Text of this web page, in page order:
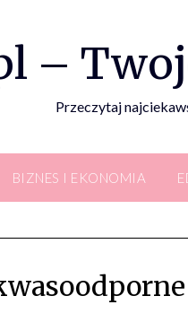
–
Przeczytaj
BIZNES I EKONOMIA